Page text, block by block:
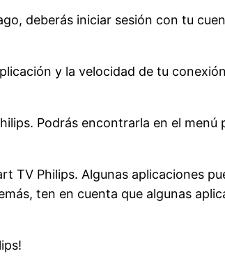
deberás iniciar sesión con tu
y la velocidad de tu
Podrás encontrarla en el menú
TV Philips. Algunas aplicaciones
ten en cuenta que algunas